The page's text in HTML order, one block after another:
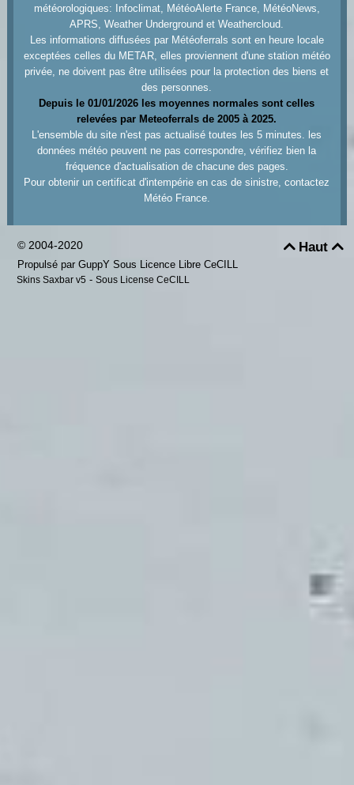
météorologiques: Infoclimat, MétéoAlerte France, MétéoNews,
APRS, Weather Underground et Weathercloud.
Les informations diffusées par Météoferrals sont en heure locale
exceptées celles du METAR, elles proviennent d'une station météo
privée, ne doivent pas être utilisées pour la protection des biens et
des personnes.
Depuis le 01/01/2026 les moyennes normales sont celles
relevées par Meteoferrals de 2005 à 2025.
L'ensemble du site n'est pas actualisé toutes les 5 minutes. les
données météo peuvent ne pas correspondre, vérifiez bien la
fréquence d'actualisation de chacune des pages.
Pour obtenir un certificat d'intempérie en cas de sinistre, contactez
Météo France.
Haut
© 2004-2020
Propulsé par GuppY Sous Licence Libre CeCILL
Skins Saxbar v5 - Sous License CeCILL